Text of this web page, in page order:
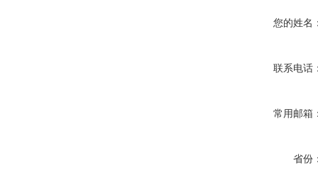
您的姓名
联系电话
常用邮箱
省份